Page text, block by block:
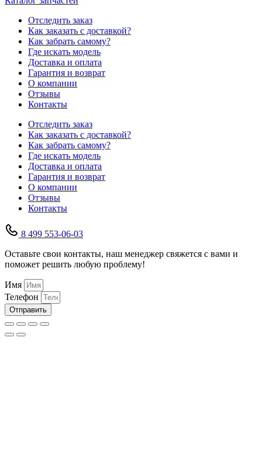
Отследить заказ
Как заказать с доставкой?
Как забрать самому?
Где искать модель
Доставка и оплата
Гарантия и возврат
О компании
Отзывы
Контакты
Отследить заказ
Как заказать с доставкой?
Как забрать самому?
Где искать модель
Доставка и оплата
Гарантия и возврат
О компании
Отзывы
Контакты
8 499 553-06-03
Оставьте свои контакты, наш менеджер свяжется с вами и
поможет решить любую проблему!
Имя
Телефон
Отправить